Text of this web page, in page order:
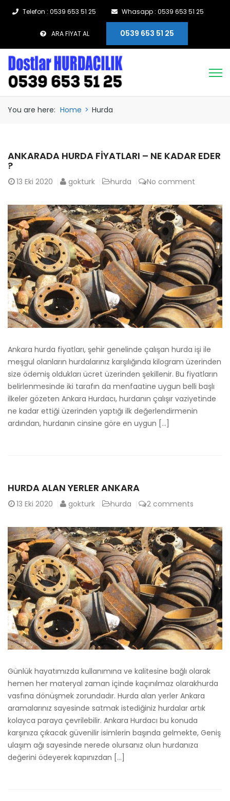
Telefon : 0539 653 51 25 Whasapp : 0539 653 51 25
ARA FİYAT AL 0539 653 51 25
You are here: Home > Hurda
ANKARADA HURDA FIYATLARI – NE KADAR EDER
?
13 Eki 2020 gokturk hurda No comment
Ankara hurda fiyatları, şehir genelinde çalışan hurda işi ile
meşgul olanların hurdalarınız karşılığında kilogram üzerinden
size ödemiş oldukları ücret üzerinden şekillenir. Bu fiyatların
belirlenmesinde iki tarafın da menfaatine uygun belli başlı
ilkeler gözeten Ankara Hurdacı, hurdanın çalışır vaziyetinde
ne kadar ettiği üzerinden yaptığı ilk değerlendirmenin
ardından, hurdanın cinsine göre en uygun […]
HURDA ALAN YERLER ANKARA
13 Eki 2020 gokturk hurda 2 comments
Günlük hayatımızda kullanımına ve kalitesine bağlı olarak
hemen her materyal zaman içinde kaçınılmaz olarakhurda
vasfına dönüşmek zorundadır. Hurda alan yerler Ankara
aramalarınız sayesinde satmak istediğiniz hurdalar artık
kolayca paraya çevrilebilir. Ankara Hurdacı bu konuda
karşınıza çıkacak güvenilir isimlerin başında gelmekte, Geniş
ulaşım ağı sayesinde nerede olursanız olun hurdanıza
değerini ödeyerek kapınızdan […]